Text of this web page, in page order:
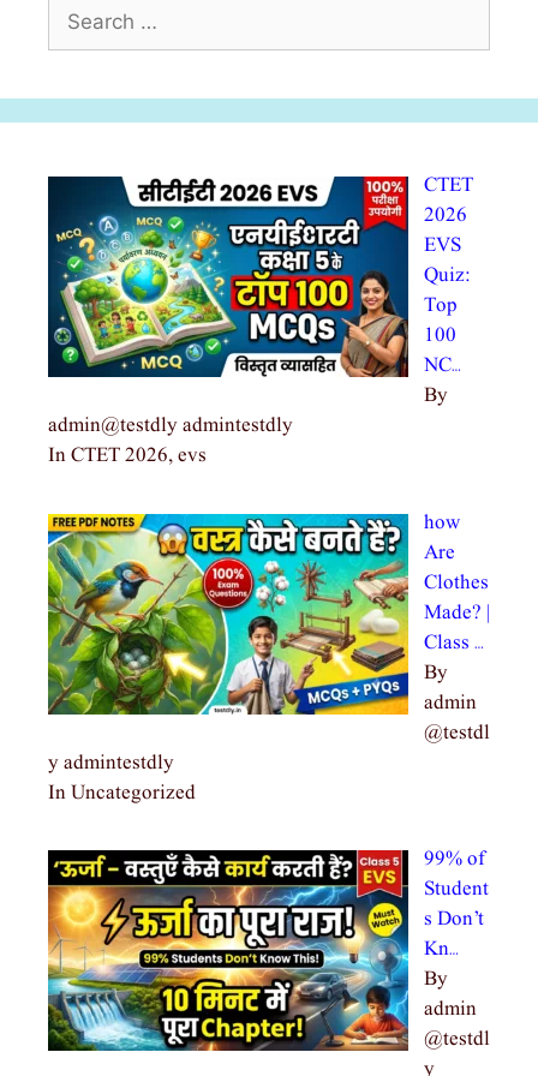
CTET
2026
EVS
Quiz:
Top
100
NC…
By
admin@testdly admintestdly
In CTET 2026, evs
how
Are
Clothes
Made? |
Class …
By
admin
@testdl
y admintestdly
In Uncategorized
99% of
Student
s Don’t
Kn…
By
admin
@testdl
y